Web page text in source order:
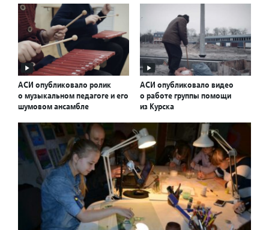
АСИ опубликовало ролик
о музыкальном педагоге и его
шумовом ансамбле
АСИ опубликовало видео
о работе группы помощи
из Курска